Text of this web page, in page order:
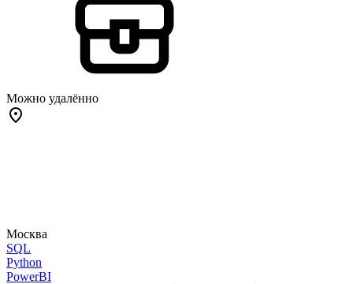
Можно удалённо
Москва
SQL
Python
PowerBI